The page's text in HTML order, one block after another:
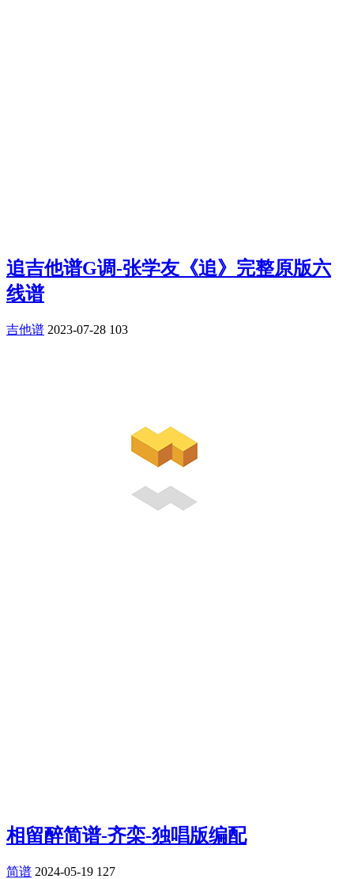
追吉他谱G调-张学友《追》完整原版六
线谱
吉他谱 2023-07-28 103
相留醉简谱-齐栾-独唱版编配
简谱 2024-05-19 127